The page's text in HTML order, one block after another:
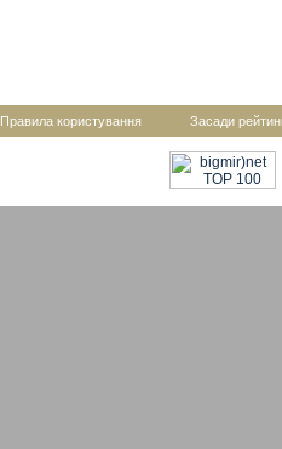
Правила користування Засади